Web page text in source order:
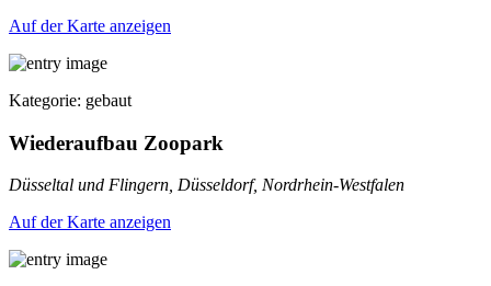
Auf der Karte anzeigen
Kategorie: gebaut
Wiederaufbau Zoopark
Düsseltal und Flingern, Düsseldorf, Nordrhein-Westfalen
Auf der Karte anzeigen